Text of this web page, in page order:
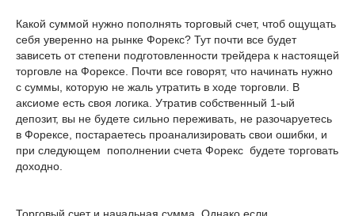
Какой суммой нужно пополнять торговый счет, чтоб ощущать
себя уверенно на рынке Форекс? Тут почти все будет
зависеть от степени подготовленности трейдера к настоящей
торговле на Форексе. Почти все говорят, что начинать нужно
с суммы, которую не жаль утратить в ходе торговли. В
аксиоме есть своя логика. Утратив собственный 1-ый
депозит, вы не будете сильно переживать, не разочаруетесь
в Форексе, постараетесь проанализировать свои ошибки, и
при следующем пополнении счета Форекс будете торговать
доходно.